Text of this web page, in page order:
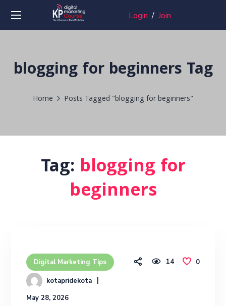
Login /Join
blogging for beginners Tag
Home Posts Tagged "blogging for beginners"
Tag: blogging for
beginners
Digital Marketing Tips
kotapridekota
May 28, 2026
14 0